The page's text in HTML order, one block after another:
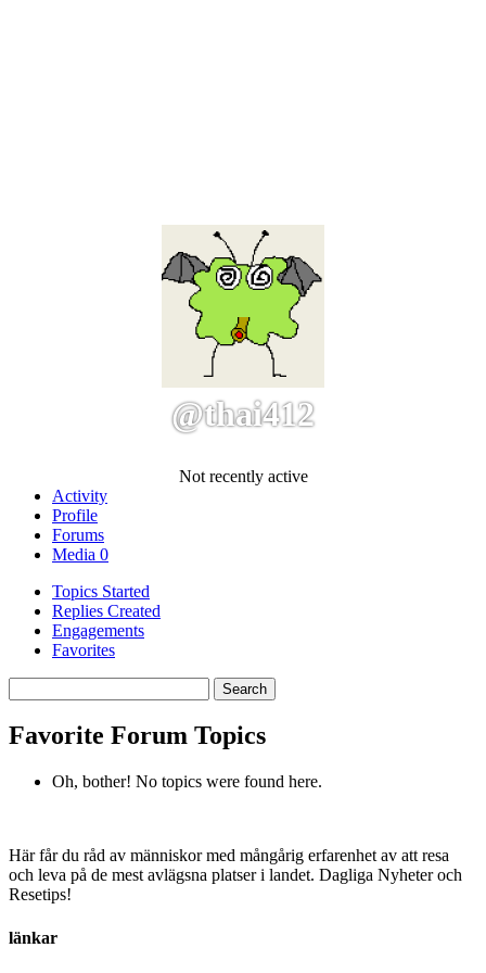
@thai412
Not recently active
Activity
Profile
Forums
Media 0
Topics Started
Replies Created
Engagements
Favorites
topics:
Favorite Forum Topics
Oh, bother! No topics were found here.
Här får du råd av människor med mångårig erfarenhet av att resa
och leva på de mest avlägsna platser i landet. Dagliga Nyheter och
Resetips!
länkar